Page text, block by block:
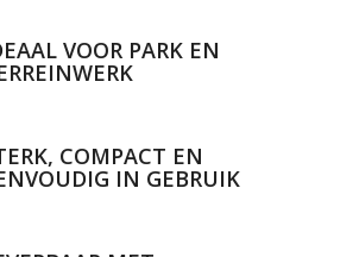
VOOR PARK EN
COMPACT EN
IN GEBRUIK